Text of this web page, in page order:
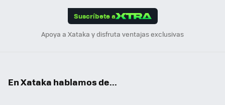
Suscríbete a
Apoya a Xataka y disfruta ventajas exclusivas
En Xataka hablamos de...